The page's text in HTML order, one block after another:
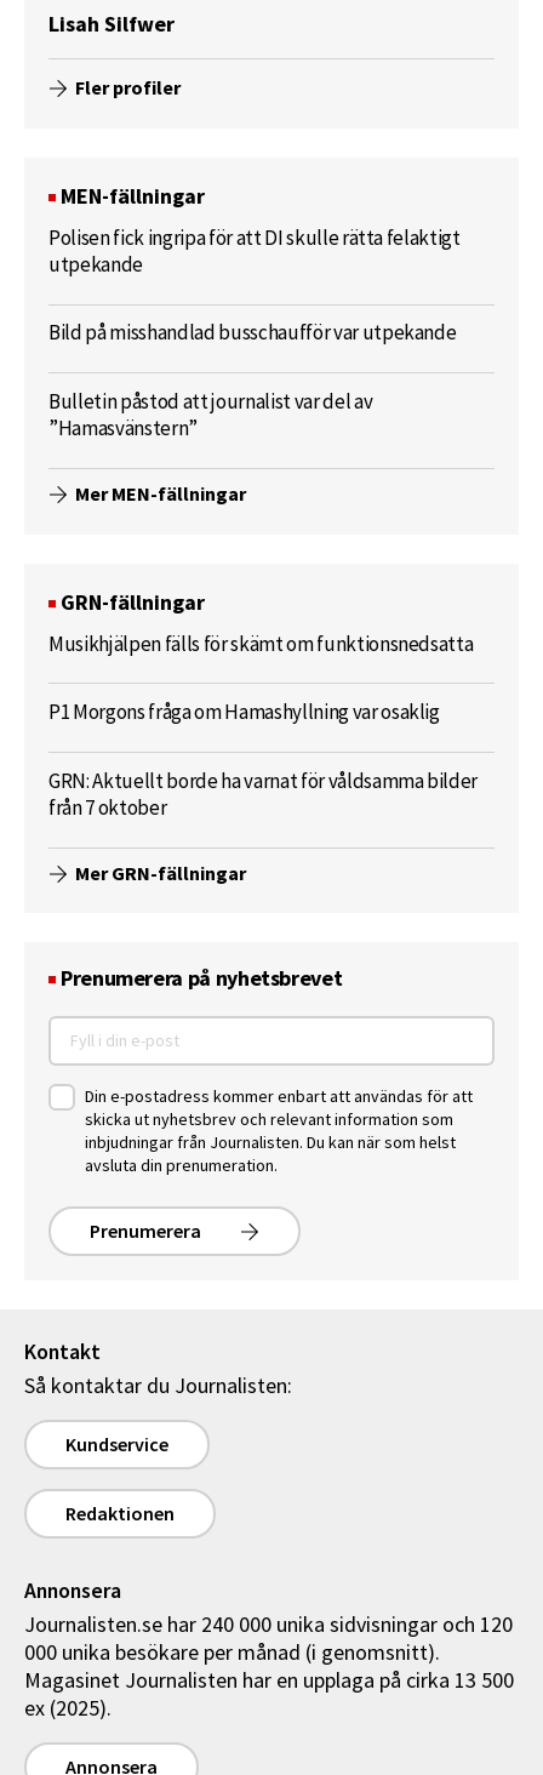
Lisah Silfwer
Fler profiler
MEN-fällningar
Polisen fick ingripa för att DI skulle rätta felaktigt
utpekande
Bild på misshandlad busschaufför var utpekande
Bulletin påstod att journalist var del av
”Hamasvänstern”
Mer MEN-fällningar
GRN-fällningar
Musikhjälpen fälls för skämt om funktionsnedsatta
P1 Morgons fråga om Hamashyllning var osaklig
GRN: Aktuellt borde ha varnat för våldsamma bilder
från 7 oktober
Mer GRN-fällningar
Prenumerera på nyhetsbrevet
Din e-postadress kommer enbart att användas för att
skicka ut nyhetsbrev och relevant information som
inbjudningar från Journalisten. Du kan när som helst
avsluta din prenumeration.
Prenumerera
Kontakt
Så kontaktar du Journalisten:
Kundservice
Redaktionen
Annonsera
Journalisten.se har 240 000 unika sidvisningar och 120
000 unika besökare per månad (i genomsnitt).
Magasinet Journalisten har en upplaga på cirka 13 500
ex (2025).
Annonsera